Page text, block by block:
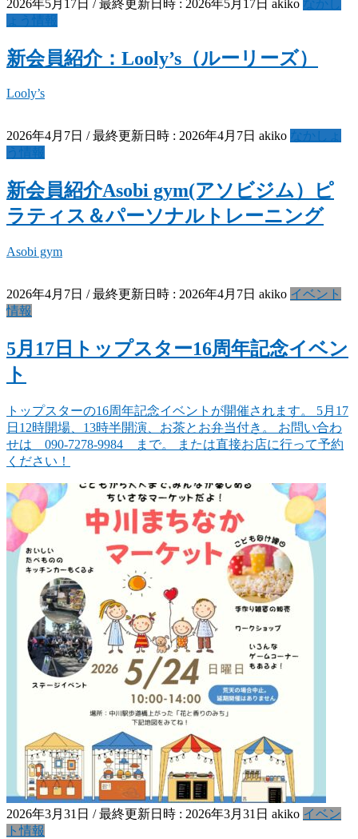
2026年5月17日 / 最終更新日時 : 2026年5月17日 akiko なかし
ょう情報
新会員紹介：Looly’s（ルーリーズ）
Looly’s
2026年4月7日 / 最終更新日時 : 2026年4月7日 akiko なかしょ
う情報
新会員紹介Asobi gym(アソビジム）ピ
ラティス＆パーソナルトレーニング
Asobi gym
2026年4月7日 / 最終更新日時 : 2026年4月7日 akiko イベント
情報
5月17日トップスター16周年記念イベン
ト
トップスターの16周年記念イベントが開催されます。 5月17
日12時開場、13時半開演、お茶とお弁当付き。 お問い合わ
せは 090-7278-9984 まで。 または直接お店に行って予約
ください！
2026年3月31日 / 最終更新日時 : 2026年3月31日 akiko イベン
ト情報